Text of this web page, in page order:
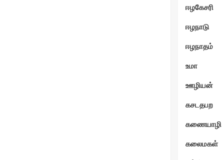
ஈழகேசரி
ஈழநாடு
ஈழநாதம்
உமா
ஊழியன்
கசடதபற
கணையாழி
கலைமகள்